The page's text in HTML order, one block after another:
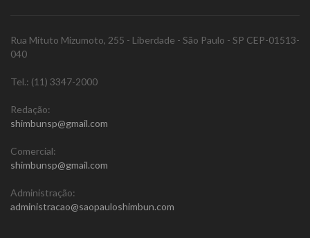
Rua Mituto Mizumoto, 255 - Liberdade - São Paulo - SP CEP-01513-
040
Tel.: (11) 3347-2000
Redação:
shimbunsp@gmail.com
Comercial:
shimbunsp@gmail.com
Administração:
administracao@saopauloshimbun.com